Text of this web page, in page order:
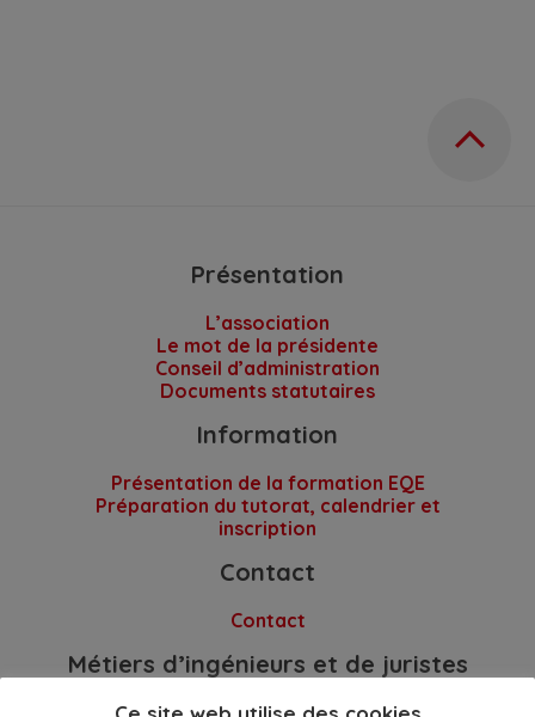
Présentation
L’association
Le mot de la présidente
Conseil d’administration
Documents statutaires
Information
Présentation de la formation EQE
Préparation du tutorat, calendrier et
inscription
Contact
Contact
Métiers d’ingénieurs et de juristes